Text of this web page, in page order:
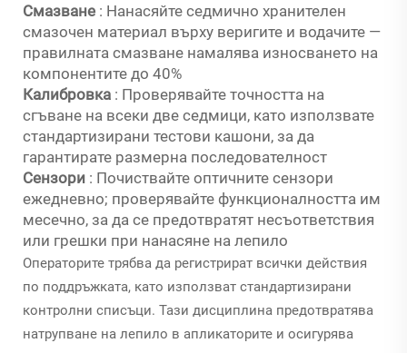
Смазване : Нанасяйте седмично хранителен
смазочен материал върху веригите и водачите —
правилната смазване намалява износването на
компонентите до 40%
Калибровка : Проверявайте точността на
сгъване на всеки две седмици, като използвате
стандартизирани тестови кашони, за да
гарантирате размерна последователност
Сензори : Почиствайте оптичните сензори
ежедневно; проверявайте функционалността им
месечно, за да се предотвратят несъответствия
или грешки при нанасяне на лепило
Операторите трябва да регистрират всички действия
по поддръжката, като използват стандартизирани
контролни списъци. Тази дисциплина предотвратява
натрупване на лепило в апликаторите и осигурява